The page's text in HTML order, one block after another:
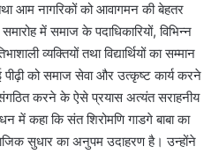
आम नागरिकों को आवागमन की बेहतर
में समाज के पदाधिकारियों, विभिन्न
व्यक्तियों तथा विद्यार्थियों का सम्मान
को समाज सेवा और उत्कृष्ट कार्य करने
करने के ऐसे प्रयास अत्यंत सराहनीय
में कहा कि संत शिरोमणि गाडगे बाबा का
सुधार का अनुपम उदाहरण है। उन्होंने